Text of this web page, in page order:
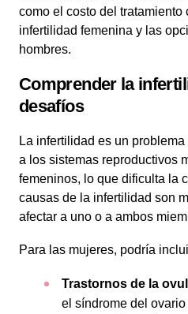
como el costo del
infertilidad femenina y las
hombres.
Comprender la
desafíos
La infertilidad es un
a los sistemas reproductivos
femeninos, lo que dificulta la
causas de la infertilidad son
afectar a uno o a ambos
Para las mujeres, podría
Trastornos de la
el síndrome del